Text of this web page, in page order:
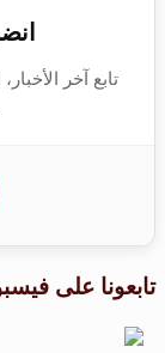
تابع آخر
تابعونا على